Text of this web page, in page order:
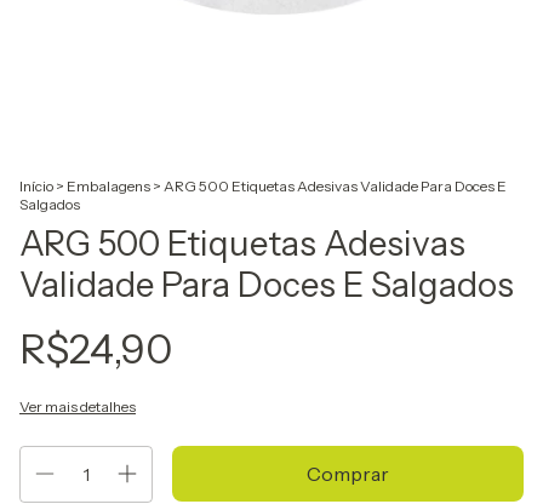
Início > Embalagens > ARG 500 Etiquetas Adesivas Validade Para Doces E
Salgados
ARG 500 Etiquetas Adesivas
Validade Para Doces E Salgados
R$24,90
Ver mais detalhes